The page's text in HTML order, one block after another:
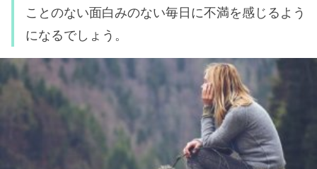
ことのない面白みのない毎日に不満を感じるよう
になるでしょう。